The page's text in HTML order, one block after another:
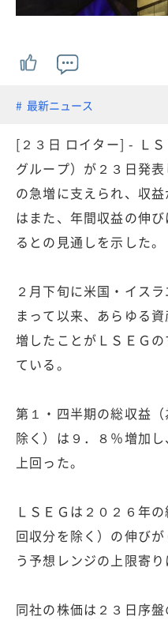
最新ニュース
[２３日 ロイター] - Ｌ
グループ）が２３日発
の急増に支えられ、収
はまた、年間収益の伸
るとの見通しを示した。
２月下旬に米国・イス
まって以来、あらゆる
増したことがＬＳＥＧ
ている。
第１・四半期の総収益
除く）は９．８％増加
上回った。
ＬＳＥＧは２０２６年
回収分を除く）の伸び
う予想レンジの上限寄り
同社の株価は２３日序盤